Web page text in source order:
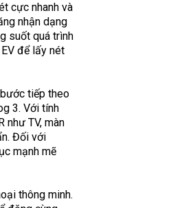
cực nhanh và
nhận dạng
suốt quá trình
để lấy nét
tiếp theo
3. Với tính
như TV, màn
Đối với
mạnh mẽ
thông minh.